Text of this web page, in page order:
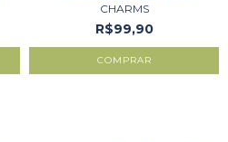
CHARMS
R$99,90
COMPRAR